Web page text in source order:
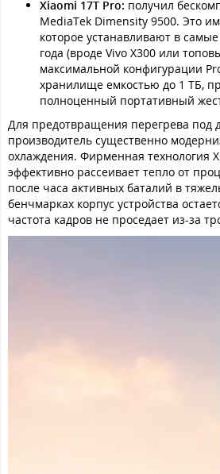
Xiaomi 17T Pro: получил
MediaTek Dimensity 9500. Это
которое устанавливают в
года (вроде Vivo X300 или
максимальной конфигурации
хранилище емкостью до 1 ТБ,
полноценный портативный
Для предотвращения перегрева под
производитель существенно
охлаждения. Фирменная технология
эффективно рассеивает тепло от
после часа активных баталий в
бенчмарках корпус устройства
частота кадров не проседает из-за